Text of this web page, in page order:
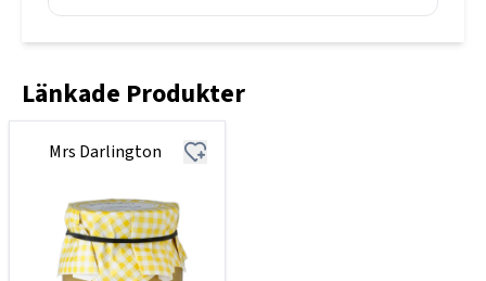
Länkade Produkter
Mrs Darlington